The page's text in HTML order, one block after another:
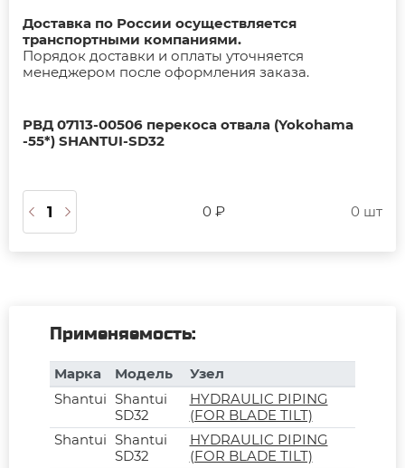
Доставка по России осуществляется
транспортными компаниями.
Порядок доставки и оплаты уточняется
менеджером после оформления заказа.
РВД 07113-00506 перекоса отвала (Yokohama
-55*) SHANTUI-SD32
0 ₽ 0 шт
Применяемость:
Марка Модель
Узел
Shantui Shantui
SD32
HYDRAULIC PIPING
(FOR BLADE TILT)
Shantui Shantui
SD32
HYDRAULIC PIPING
(FOR BLADE TILT)